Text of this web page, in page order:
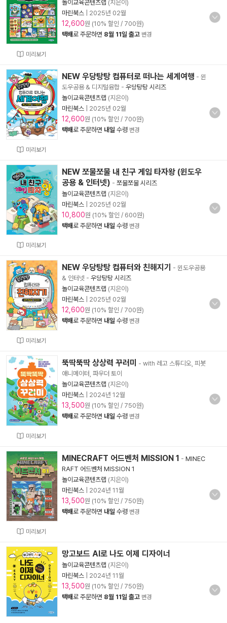
미리보기
놀이교육콘텐츠랩 (지은이)
마린북스
2025년 02월
12,600원 (10% 할인 / 700원)
택배로 주문하면 8월 11일 출고 변경
미리보기
NEW 우당탕탕 컴퓨터로 떠나는 세계여행 - 윈
도우공용 & 디지털융합 - 우당탕탕 시리즈
놀이교육콘텐츠랩 (지은이)
마린북스
2025년 02월
12,600원 (10% 할인 / 700원)
택배로 주문하면 내일 수령 변경
미리보기
NEW 쪼물쪼물 내 친구 게임 타자왕 (윈도우
공용 & 인터넷) - 쪼물쪼물 시리즈
놀이교육콘텐츠랩 (지은이)
마린북스
2025년 02월
10,800원 (10% 할인 / 600원)
택배로 주문하면 내일 수령 변경
미리보기
NEW 우당탕탕 컴퓨터와 친해지기
- 윈도우공용
& 인터넷 - 우당탕탕 시리즈
놀이교육콘텐츠랩 (지은이)
마린북스
2025년 02월
12,600원 (10% 할인 / 700원)
택배로 주문하면 내일 수령 변경
미리보기
뚝딱뚝딱 상상력 꾸러미
- with 레고 스튜디오, 피봇
애니메이터, 파우더 토이
놀이교육콘텐츠랩 (지은이)
마린북스
2024년 12월
13,500원 (10% 할인 / 750원)
택배로 주문하면 내일 수령 변경
미리보기
MINECRAFT 어드벤처 MISSION 1 - MINEC
RAFT 어드벤처 MISSION 1
놀이교육콘텐츠랩 (지은이)
마린북스
2024년 11월
13,500원 (10% 할인 / 750원)
택배로 주문하면 내일 수령 변경
망고보드 AI로 나도 이제 디자이너
놀이교육콘텐츠랩 (지은이)
마린북스
2024년 11월
13,500원 (10% 할인 / 750원)
택배로 주문하면 8월 11일 출고 변경